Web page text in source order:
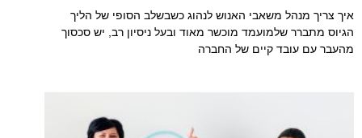
איך צריך מנהל משאבי האנוש לנהוג כשבשלב הסופי של הליך
הגיוס מתברר שלמועמד מוכשר מאוד ובעל ניסיון רב, יש סכסוך
מהעבר עם עובד קיים של החברה